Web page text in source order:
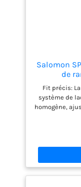
Salomon
de
Fit précis:
système de
homogène,
résistent
Adhérence
agressifs, le
terrain.